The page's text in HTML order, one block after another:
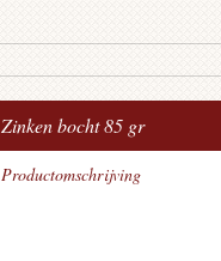
Zinken bocht 85 gr
Productomschrijving